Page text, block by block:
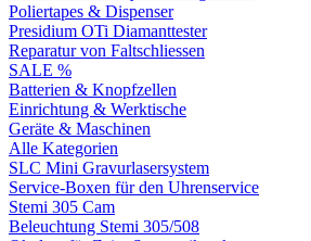
Poliertapes & Dispenser
Presidium OTi Diamanttester
Reparatur von Faltschliessen
SALE %
Batterien & Knopfzellen
Einrichtung & Werktische
Geräte & Maschinen
Alle Kategorien
SLC Mini Gravurlasersystem
Service-Boxen für den Uhrenservice
Stemi 305 Cam
Beleuchtung Stemi 305/508